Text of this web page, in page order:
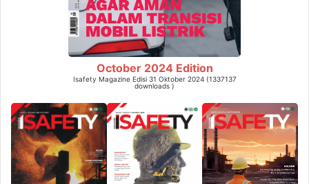
October 2024 Edition
Isafety Magazine Edisi 31 Oktober 2024 (1337137
downloads )